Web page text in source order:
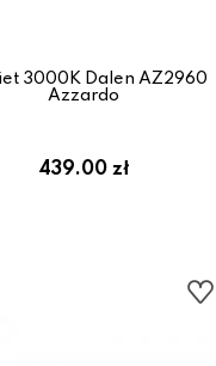
3000K Dalen AZ2960
Azzardo
439.00 zł